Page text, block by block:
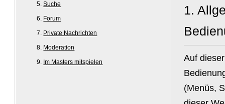
Suche
Forum
Private Nachrichten
Moderation
Im Masters mitspielen
1.
Auf
(Menüs,